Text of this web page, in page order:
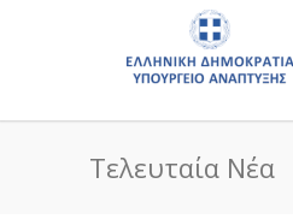
Τελευταία Νέα